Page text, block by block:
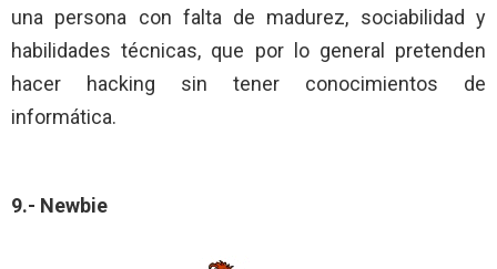
una persona con falta de madurez, sociabilidad y
habilidades técnicas, que por lo general pretenden
hacer hacking sin tener conocimientos de
informática.
9.- Newbie